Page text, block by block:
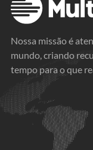
Nossa missão é
mundo, criando
tempo para o que